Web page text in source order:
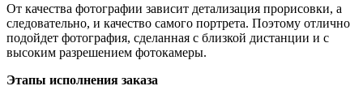
От качества фотографии зависит детализация прорисовки, а
следовательно, и качество самого портрета. Поэтому отлично
подойдет фотография, сделанная с близкой дистанции и с
высоким разрешением фотокамеры.
Этапы исполнения заказа